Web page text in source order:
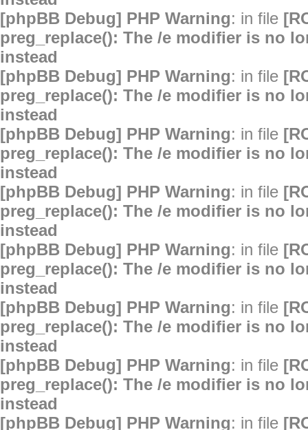
[phpBB Debug] PHP Warning: in file
preg_replace(): The /e modifier is no
instead
[phpBB Debug] PHP Warning: in file
preg_replace(): The /e modifier is no
instead
[phpBB Debug] PHP Warning: in file
preg_replace(): The /e modifier is no
instead
[phpBB Debug] PHP Warning: in file
preg_replace(): The /e modifier is no
instead
[phpBB Debug] PHP Warning: in file
preg_replace(): The /e modifier is no
instead
[phpBB Debug] PHP Warning: in file
preg_replace(): The /e modifier is no
instead
[phpBB Debug] PHP Warning: in file
preg_replace(): The /e modifier is no
instead
[phpBB Debug] PHP Warning: in file